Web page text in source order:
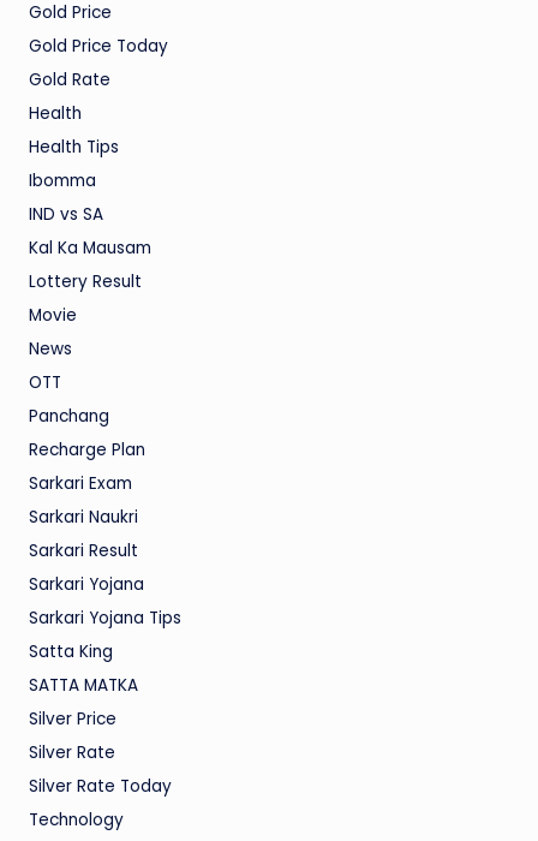
Gold Price
Gold Price Today
Gold Rate
Health
Health Tips
Ibomma
IND vs SA
Kal Ka Mausam
Lottery Result
Movie
News
OTT
Panchang
Recharge Plan
Sarkari Exam
Sarkari Naukri
Sarkari Result
Sarkari Yojana
Sarkari Yojana Tips
Satta King
SATTA MATKA
Silver Price
Silver Rate
Silver Rate Today
Technology